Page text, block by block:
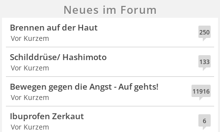
Neues im Forum
250
Brennen auf der Haut
Vor Kurzem
133
Schilddrüse/ Hashimoto
Vor Kurzem
11916
Bewegen gegen die Angst - Auf gehts!
Vor Kurzem
6
Ibuprofen Zerkaut
Vor Kurzem